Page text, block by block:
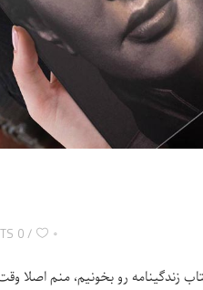
0 COMMENTS ۰
رو بخونیم، منم اصلا وقت